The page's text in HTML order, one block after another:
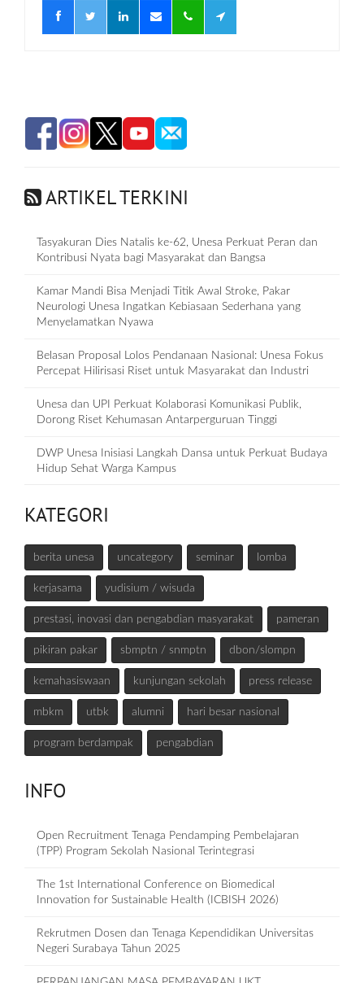
ARTIKEL TERKINI
Tasyakuran Dies Natalis ke-62, Unesa Perkuat Peran dan
Kontribusi Nyata bagi Masyarakat dan Bangsa
Kamar Mandi Bisa Menjadi Titik Awal Stroke, Pakar
Neurologi Unesa Ingatkan Kebiasaan Sederhana yang
Menyelamatkan Nyawa
Belasan Proposal Lolos Pendanaan Nasional: Unesa Fokus
Percepat Hilirisasi Riset untuk Masyarakat dan Industri
Unesa dan UPI Perkuat Kolaborasi Komunikasi Publik,
Dorong Riset Kehumasan Antarperguruan Tinggi
DWP Unesa Inisiasi Langkah Dansa untuk Perkuat Budaya
Hidup Sehat Warga Kampus
KATEGORI
berita unesa uncategory seminar lomba
kerjasama yudisium / wisuda
prestasi, inovasi dan pengabdian masyarakat pameran
pikiran pakar sbmptn / snmptn dbon/slompn
kemahasiswaan kunjungan sekolah press release
mbkm utbk alumni hari besar nasional
program berdampak pengabdian
INFO
Open Recruitment Tenaga Pendamping Pembelajaran
(TPP) Program Sekolah Nasional Terintegrasi
The 1st International Conference on Biomedical
Innovation for Sustainable Health (ICBISH 2026)
Rekrutmen Dosen dan Tenaga Kependidikan Universitas
Negeri Surabaya Tahun 2025